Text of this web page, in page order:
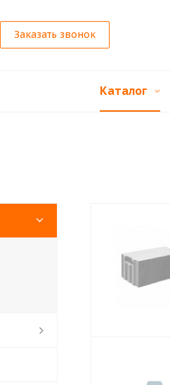
Заказать звонок
Каталог